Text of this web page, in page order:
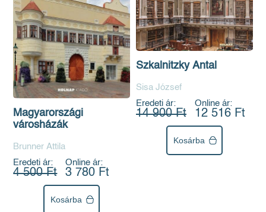
Magyarországi
városházák
Brunner Attila
Eredeti ár:
4 500 Ft
Online ár:
3 780 Ft
Kosárba
Szkalnitzky Antal
Sisa József
Eredeti ár:
14 900 Ft
Online ár:
12 516 Ft
Kosárba